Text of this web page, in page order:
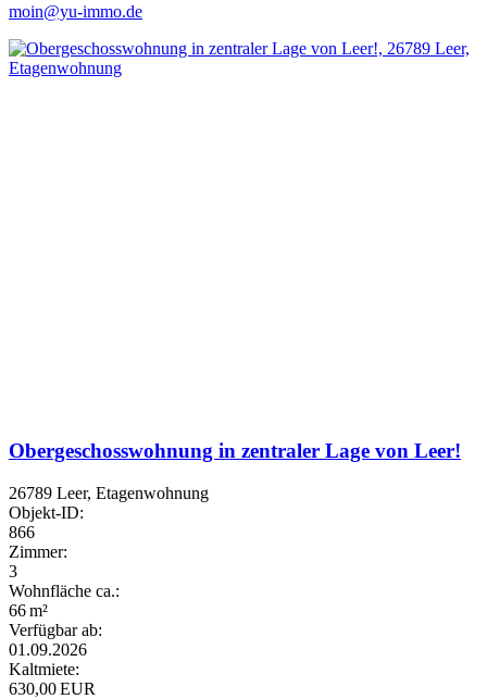
moin@yu-immo.de
Obergeschosswohnung in zentraler Lage von Leer!
26789 Leer, Etagenwohnung
Objekt-ID:
866
Zimmer:
3
Wohnfläche ca.:
66 m²
Verfügbar ab:
01.09.2026
Kaltmiete:
630,00 EUR